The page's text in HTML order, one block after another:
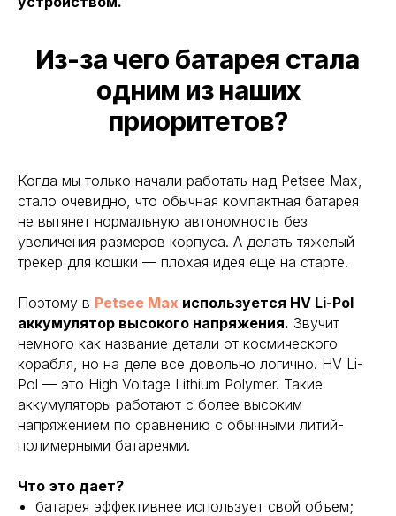
Из-за чего батарея стала
одним из наших
приоритетов?
Когда мы только начали работать над Petsee Max,
стало очевидно, что обычная компактная батарея
не вытянет нормальную автономность без
увеличения размеров корпуса. А делать тяжелый
трекер для кошки — плохая идея еще на старте.
Поэтому в Petsee Max используется HV Li-Pol
аккумулятор высокого напряжения. Звучит
немного как название детали от космического
корабля, но на деле все довольно логично. HV Li-
Pol — это High Voltage Lithium Polymer. Такие
аккумуляторы работают с более высоким
напряжением по сравнению с обычными литий-
полимерными батареями.
Что это дает?
батарея эффективнее использует свой объем;